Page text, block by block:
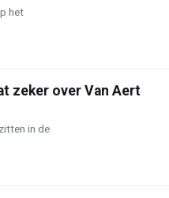
het
zeker over Van Aert
in de